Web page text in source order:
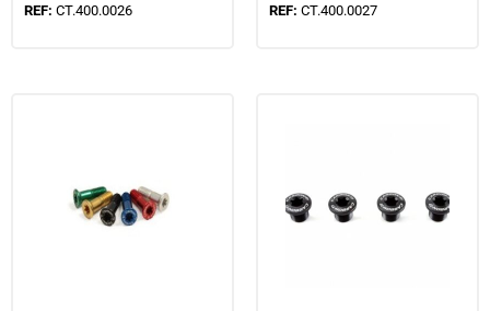
REF: CT.400.0026 REF: CT.400.0027